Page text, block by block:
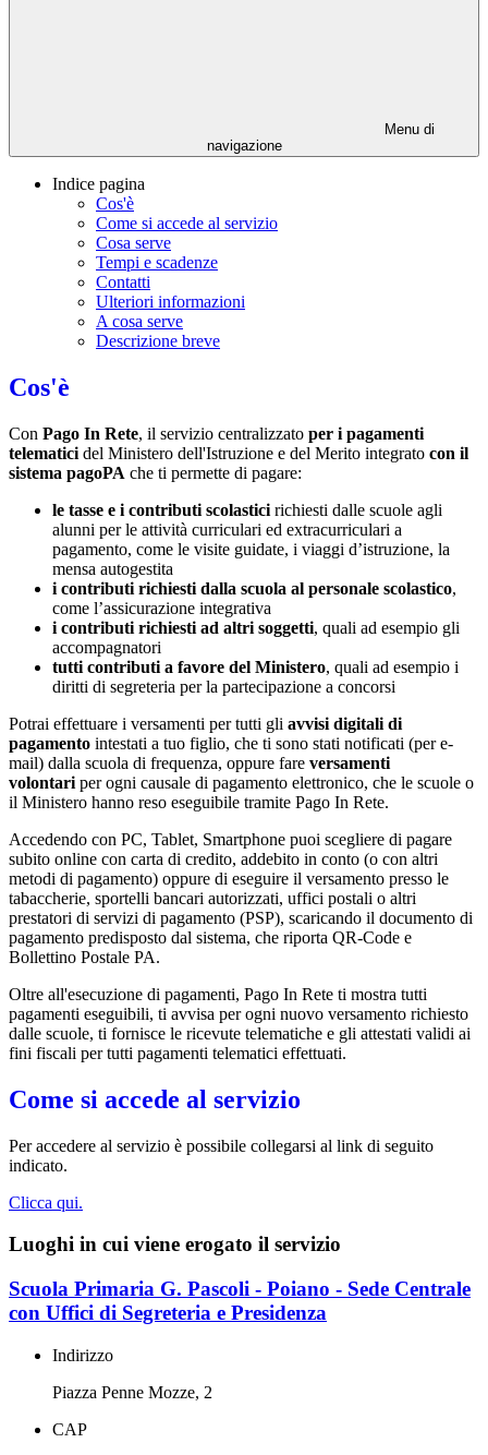
Menu di
navigazione
Indice pagina
Cos'è
Come si accede al servizio
Cosa serve
Tempi e scadenze
Contatti
Ulteriori informazioni
A cosa serve
Descrizione breve
Cos'è
Con Pago In Rete, il servizio centralizzato per i pagamenti
telematici del Ministero dell'Istruzione e del Merito integrato con il
sistema pagoPA che ti permette di pagare:
le tasse e i contributi scolastici richiesti dalle scuole agli
alunni per le attività curriculari ed extracurriculari a
pagamento, come le visite guidate, i viaggi d’istruzione, la
mensa autogestita
i contributi richiesti dalla scuola al personale scolastico,
come l’assicurazione integrativa
i contributi richiesti ad altri soggetti, quali ad esempio gli
accompagnatori
tutti contributi a favore del Ministero, quali ad esempio i
diritti di segreteria per la partecipazione a concorsi
Potrai effettuare i versamenti per tutti gli avvisi digitali di
pagamento intestati a tuo figlio, che ti sono stati notificati (per e-
mail) dalla scuola di frequenza, oppure fare versamenti
volontari per ogni causale di pagamento elettronico, che le scuole o
il Ministero hanno reso eseguibile tramite Pago In Rete.
Accedendo con PC, Tablet, Smartphone puoi scegliere di pagare
subito online con carta di credito, addebito in conto (o con altri
metodi di pagamento) oppure di eseguire il versamento presso le
tabaccherie, sportelli bancari autorizzati, uffici postali o altri
prestatori di servizi di pagamento (PSP), scaricando il documento di
pagamento predisposto dal sistema, che riporta QR-Code e
Bollettino Postale PA.
Oltre all'esecuzione di pagamenti, Pago In Rete ti mostra tutti
pagamenti eseguibili, ti avvisa per ogni nuovo versamento richiesto
dalle scuole, ti fornisce le ricevute telematiche e gli attestati validi ai
fini fiscali per tutti pagamenti telematici effettuati.
Come si accede al servizio
Per accedere al servizio è possibile collegarsi al link di seguito
indicato.
Clicca qui.
Luoghi in cui viene erogato il servizio
Scuola Primaria G. Pascoli - Poiano - Sede Centrale
con Uffici di Segreteria e Presidenza
Indirizzo
Piazza Penne Mozze, 2
CAP